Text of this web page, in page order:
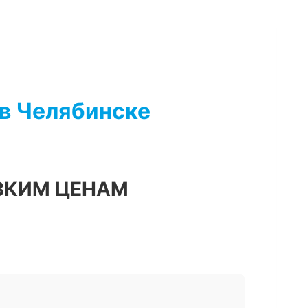
Челябинске
ЦЕНАМ